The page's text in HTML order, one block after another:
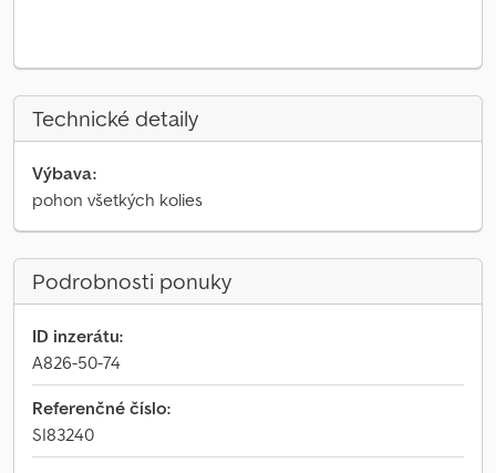
Technické detaily
Výbava:
pohon všetkých kolies
Podrobnosti ponuky
ID inzerátu:
A826-50-74
Referenčné číslo:
SI83240